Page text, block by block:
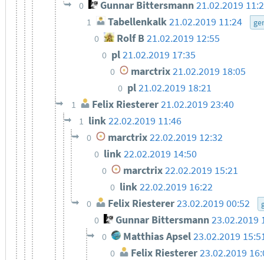
0 Gunnar Bittersmann 21.02.2019
1 Tabellenkalk21.02.2019 11:24
0 Rolf B21.02.2019 12:55
0 pl21.02.2019 17:35
0 marctrix21.02.2019 18:05
0 pl21.02.2019 18:21
1 Felix Riesterer21.02.2019 23:40
1 link22.02.2019 11:46
0 marctrix22.02.2019 12:32
0 link22.02.2019 14:50
0 marctrix22.02.2019 15:21
0 link22.02.2019 16:22
0 Felix Riesterer23.02.2019 00:52
0 Gunnar Bittersmann23.02.2019
0 Matthias Apsel23.02.2019
0 Felix Riesterer23.02.2019